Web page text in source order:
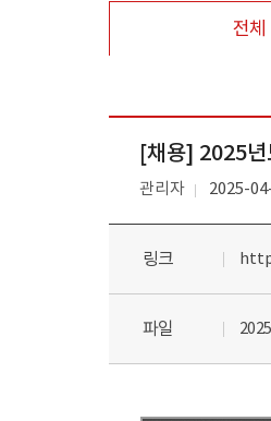
전체
[채용] 2025년
관리자 2025-
링크
파일